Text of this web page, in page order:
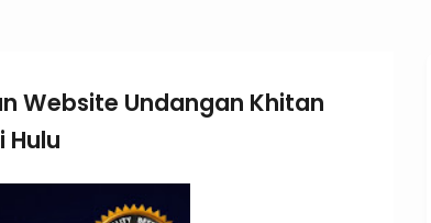
Website Undangan Khitan
Hulu